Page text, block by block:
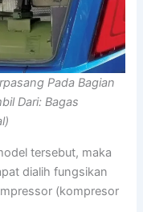
Pada Bagian
Dari: Bagas
tersebut, maka
dialih fungsikan
(kompresor